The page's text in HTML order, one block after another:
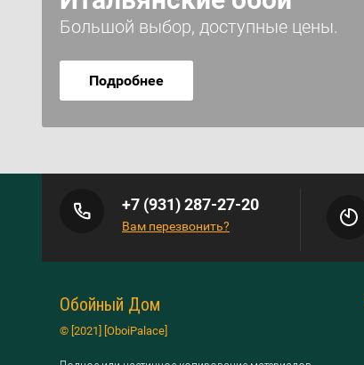
Большой выбор, доступные цены.
Подробнее
+7 (931) 287-27-20
Вам перезвонить?
Обойный Дом
© [2021] [OboiPalace]